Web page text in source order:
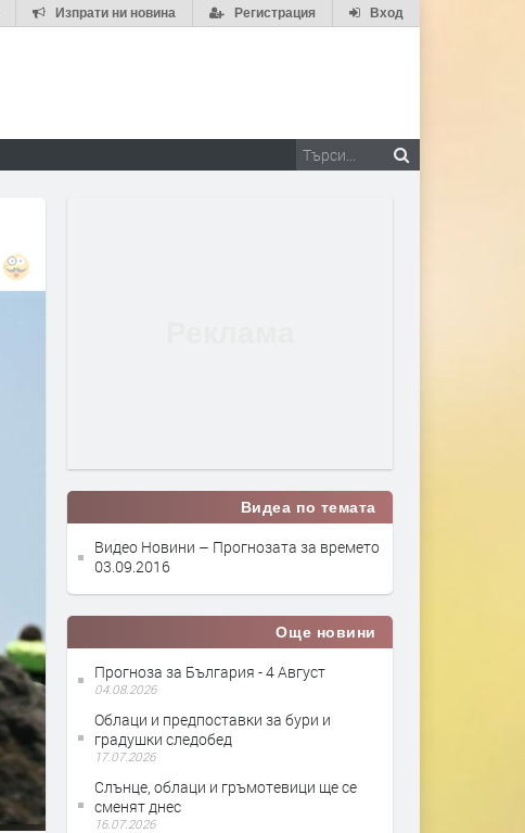
Вход
Регистрация
Изпрати ни новина
Видеа по темата
Видео Новини – Прогнозата за времето
03.09.2016
Още новини
Прогноза за България - 4 Август
04.08.2026
Облаци и предпоставки за бури и
градушки следобед
17.07.2026
Слънце, облаци и гръмотевици ще се
сменят днес
16.07.2026